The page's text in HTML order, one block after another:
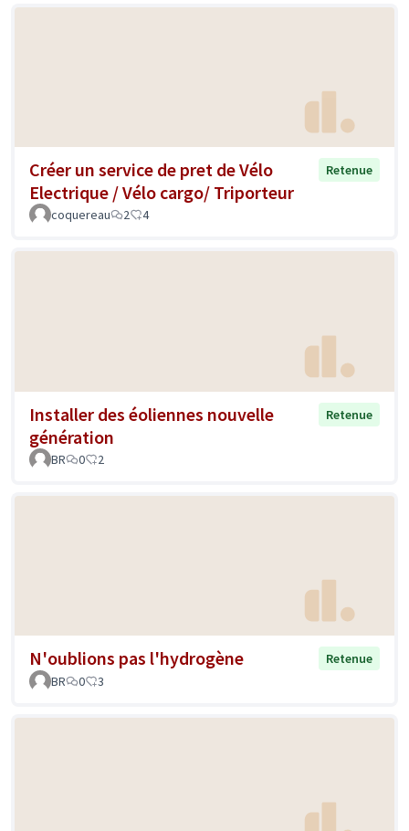
Créer un service de pret de Vélo
Electrique / Vélo cargo/ Triporteur
Retenue
coquereau 2 4
Installer des éoliennes nouvelle
génération
Retenue
BR 0 2
N'oublions pas l'hydrogène
Retenue
BR
0 3